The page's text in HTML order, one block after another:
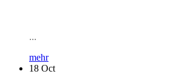
...
mehr
18 Oct